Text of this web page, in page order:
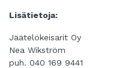
Lisätietoja:
Jäätelökeisarit Oy
Nea Wikström
puh. 040 169 9441